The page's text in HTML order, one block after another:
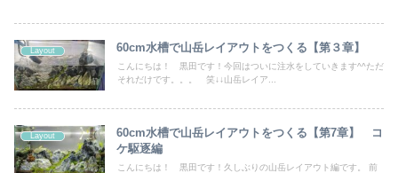
Layout 60cm水槽で山岳レイアウトをつくる【第３章】
こんにちは！ 黒田です！今回はついに注水をしていきます^^ただ
それだけです。。。 笑↓↓山岳レイア...
Layout
60cm水槽で山岳レイアウトをつくる【第7章】 コ
ケ駆逐編
こんにちは！ 黒田です！久しぶりの山岳レイアウト編です。 前